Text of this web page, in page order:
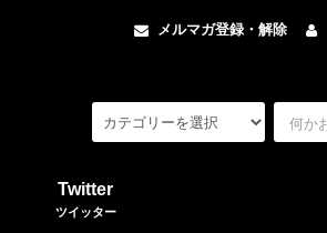
メルマガ登録・解除
Twitter
ツイッター